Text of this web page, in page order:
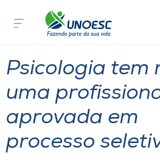
Cursos
Atendimento ao Estudante
Portal de Ensino
acontece
Psicologia tem
uma
aprovada em
processo